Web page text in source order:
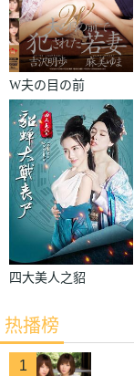
W夫の目の前
で犯された若
妻
四大美人之貂
热播榜
1